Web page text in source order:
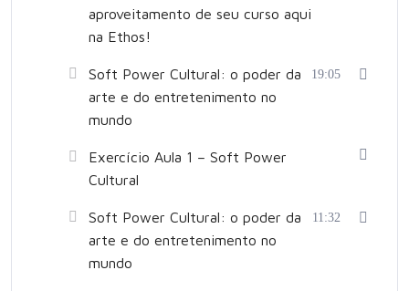
aproveitamento de seu curso aqui
na Ethos!
Soft Power Cultural: o poder da
arte e do entretenimento no
mundo
19:05
Exercício Aula 1 – Soft Power
Cultural
Soft Power Cultural: o poder da
arte e do entretenimento no
mundo
11:32